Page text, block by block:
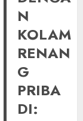
N
KOLAM
RENAN
G
PRIBA
DI: